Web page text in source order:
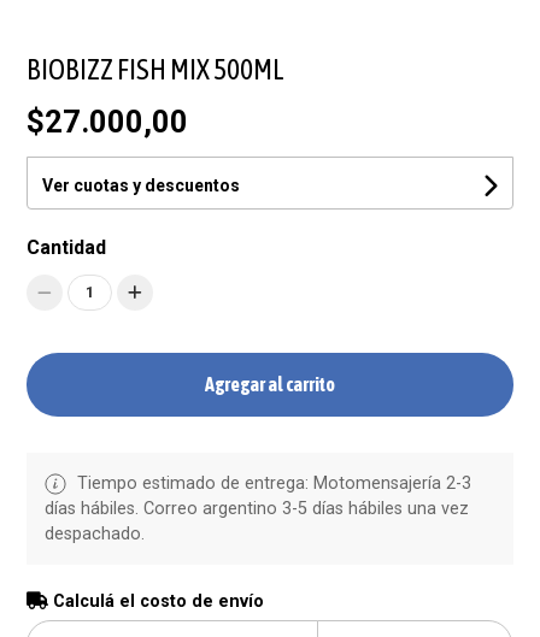
BIOBIZZ FISH MIX 500ML
$27.000,00
Ver cuotas y descuentos
Cantidad
1
Agregar al carrito
Tiempo estimado de entrega: Motomensajería 2-3
días hábiles. Correo argentino 3-5 días hábiles una vez
despachado.
Calculá el costo de envío